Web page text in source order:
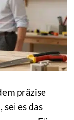
präzise
es das